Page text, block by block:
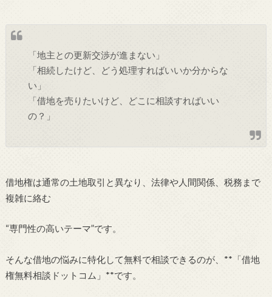
「地主との更新交渉が進まない」
「相続したけど、どう処理すればいいか分からな
い」
「借地を売りたいけど、どこに相談すればいい
の？」
借地権は通常の土地取引と異なり、法律や人間関係、税務まで
複雑に絡む
“専門性の高いテーマ”です。
そんな借地の悩みに特化して無料で相談できるのが、**「借地
権無料相談ドットコム」**です。